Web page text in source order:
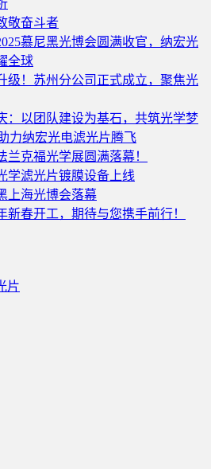
敬奋斗者
慕尼黑光博会圆满收官，纳宏光
全球
级！苏州分公司正式成立，聚焦光
：以团队建设为基石，共筑光学梦
力纳宏光电滤光片腾飞
兰克福光学展圆满落幕！
学滤光片镀膜设备上线
上海光博会落幕
新春开工，期待与您携手前行！
片